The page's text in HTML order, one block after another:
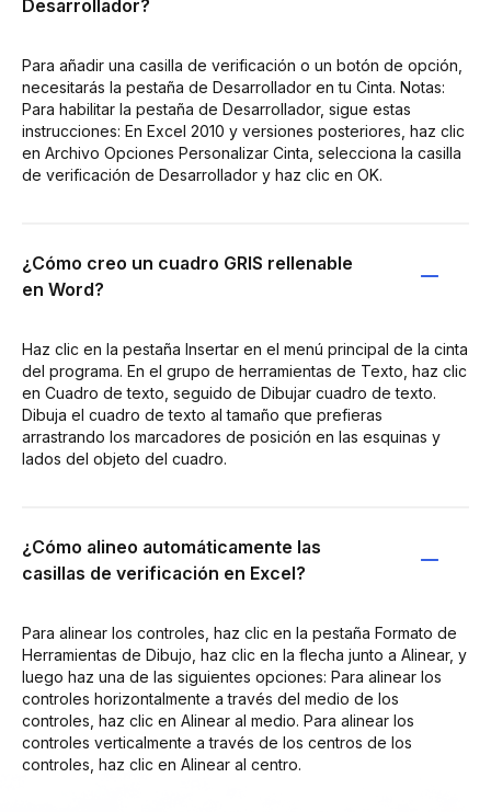
Desarrollador?
Para añadir una casilla de verificación o un botón de opción,
necesitarás la pestaña de Desarrollador en tu Cinta. Notas:
Para habilitar la pestaña de Desarrollador, sigue estas
instrucciones: En Excel 2010 y versiones posteriores, haz clic
en Archivo Opciones Personalizar Cinta, selecciona la casilla
de verificación de Desarrollador y haz clic en OK.
¿Cómo creo un cuadro GRIS rellenable
en Word?
Haz clic en la pestaña Insertar en el menú principal de la cinta
del programa. En el grupo de herramientas de Texto, haz clic
en Cuadro de texto, seguido de Dibujar cuadro de texto.
Dibuja el cuadro de texto al tamaño que prefieras
arrastrando los marcadores de posición en las esquinas y
lados del objeto del cuadro.
¿Cómo alineo automáticamente las
casillas de verificación en Excel?
Para alinear los controles, haz clic en la pestaña Formato de
Herramientas de Dibujo, haz clic en la flecha junto a Alinear, y
luego haz una de las siguientes opciones: Para alinear los
controles horizontalmente a través del medio de los
controles, haz clic en Alinear al medio. Para alinear los
controles verticalmente a través de los centros de los
controles, haz clic en Alinear al centro.